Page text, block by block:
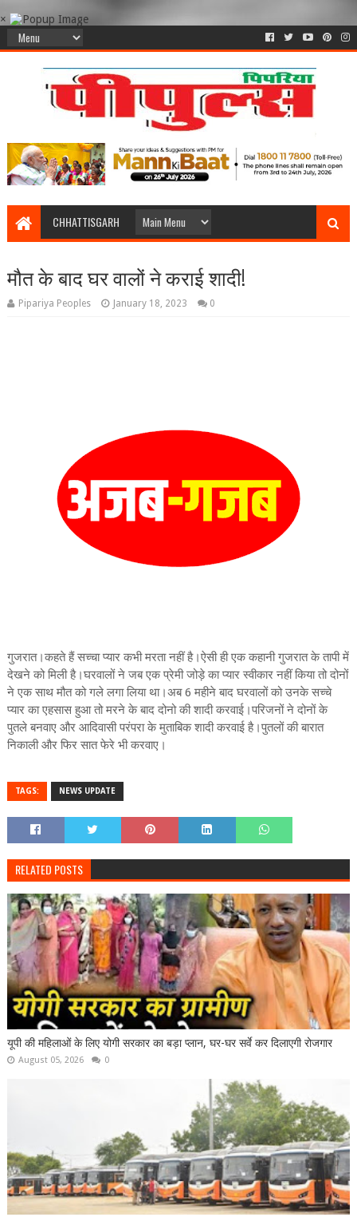
×
CHHATTISGARH
मौत के बाद घर वालों ने कराई शादी!
Pipariya Peoples January 18, 2023 0
गुजरात।कहते हैं सच्चा प्यार कभी मरता नहीं है।ऐसी ही एक कहानी गुजरात के तापी में
देखने को मिली है।घरवालों ने जब एक प्रेमी जोड़े का प्यार स्वीकार नहीं किया तो दोनों
ने एक साथ मौत को गले लगा लिया था।अब 6 महीने बाद घरवालों को उनके सच्चे
प्यार का एहसास हुआ तो मरने के बाद दोनो की शादी करवाई।परिजनों ने दोनों के
पुतले बनवाए और आदिवासी परंपरा के मुताबिक शादी करवाई है।पुतलों की बारात
निकाली और फिर सात फेरे भी करवाए।
TAGS: NEWS UPDATE
RELATED POSTS
यूपी की महिलाओं के लिए योगी सरकार का बड़ा प्लान, घर-घर सर्वे कर दिलाएगी रोजगार
August 05, 2026 0